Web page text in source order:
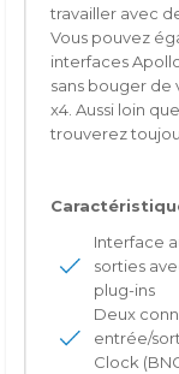
travailler avec
Vous pouvez
interfaces
sans bouger de
x4. Aussi loin
trouverez
Interface
sorties
plug-ins
Deux
entrée/
Clock